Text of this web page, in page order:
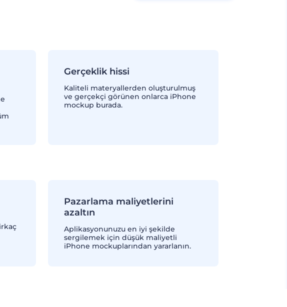
Gerçeklik hissi
Kaliteli materyallerden oluşturulmuş
ve gerçekçi görünen onlarca iPhone
mockup burada.
Pazarlama maliyetlerini
azaltın
Aplikasyonunuzu en iyi şekilde
sergilemek için düşük maliyetli
iPhone mockuplarından yararlanın.